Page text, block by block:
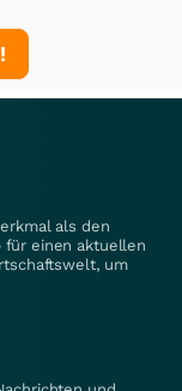
als den
für einen aktuellen
um